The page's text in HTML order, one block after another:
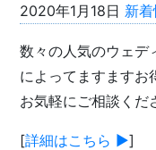
2020年1月18日 新
数々の人気のウェデ
によってますますお
お気軽にご相談くだ
[詳細はこちら ▶︎]